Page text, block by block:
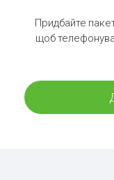
Придбайте
щоб